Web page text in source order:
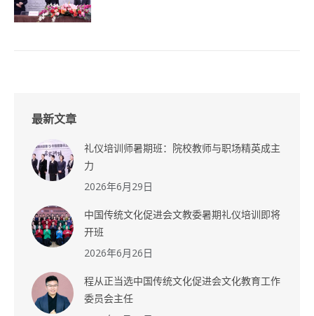
最新文章
礼仪培训师暑期班：院校教师与职场精英成主
力
2026年6月29日
中国传统文化促进会文教委暑期礼仪培训即将
开班
2026年6月26日
程从正当选中国传统文化促进会文化教育工作
委员会主任